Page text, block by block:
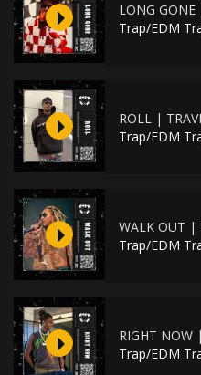
LONG GONE
Trap/EDM
ROLL |
Trap/EDM
WALK OUT |
Trap/EDM
RIGHT NOW
Trap/EDM